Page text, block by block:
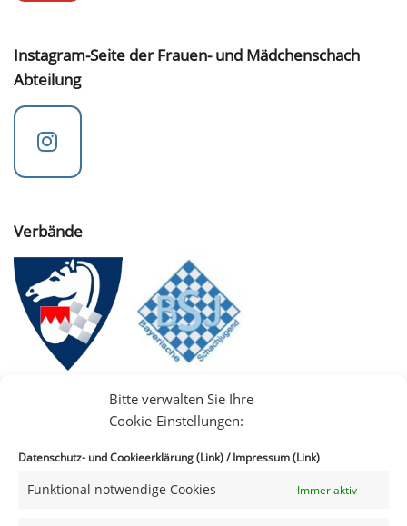
Bitte verwalten Sie Ihre
Cookie-Einstellungen:
Datenschutz- und Cookieerklärung (Link)/Impressum (Link)
Funktional notwendige Cookies Immer aktiv
Instagram-Seite der Frauen- und Mädchenschach
Abteilung
Verbände